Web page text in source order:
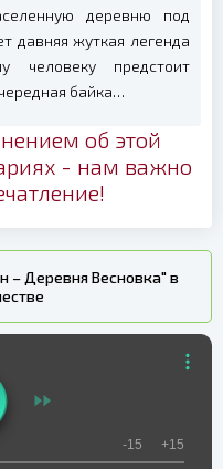
деревню под
давняя жуткая легенда
человеку предстоит
байка…
об этой
- нам важно
– Деревня Весновка" в
-15 +15